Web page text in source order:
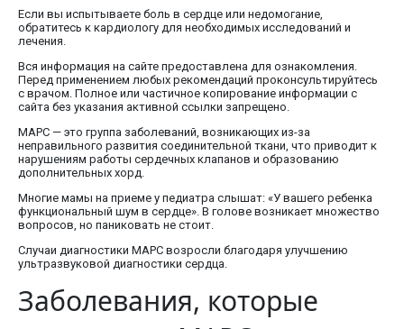
Если вы испытываете боль в сердце или недомогание,
обратитесь к кардиологу для необходимых исследований и
лечения.
Вся информация на сайте предоставлена для ознакомления.
Перед применением любых рекомендаций проконсультируйтесь
с врачом. Полное или частичное копирование информации с
сайта без указания активной ссылки запрещено.
МАРС — это группа заболеваний, возникающих из-за
неправильного развития соединительной ткани, что приводит к
нарушениям работы сердечных клапанов и образованию
дополнительных хорд.
Многие мамы на приеме у педиатра слышат: «У вашего ребенка
функциональный шум в сердце». В голове возникает множество
вопросов, но паниковать не стоит.
Случаи диагностики МАРС возросли благодаря улучшению
ультразвуковой диагностики сердца.
Заболевания, которые